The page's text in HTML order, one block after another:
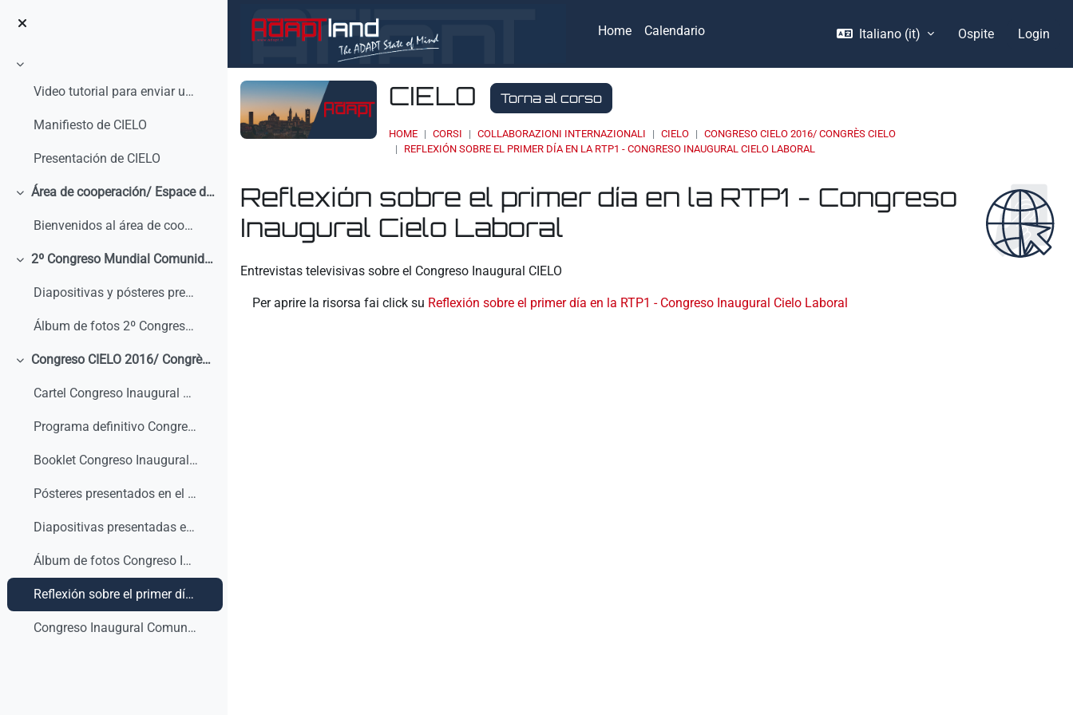
Home
Calendario Italiano ‎(it)‎ Ospite Login
Minimizza
Video tutorial para enviar un mensaje en el foro C...
Manifiesto de CIELO
Presentación de CIELO
Minimizza
Área de cooperación/ Espace de coopération
Bienvenidos al área de cooperación de CIELO. Pue...
Minimizza
2º Congreso Mundial Comunidad CIELO Laboral
Diapositivas y pósteres presentados en el 2º Congreso Mundial Comunidad CIELO Laboral
Álbum de fotos 2º Congreso Mundial Comunidad CIELO Laboral
Minimizza
Congreso CIELO 2016/ Congrès CIELO
Cartel Congreso Inaugural Comunidad CIELO 2016
Programa definitivo Congreso Inaugural Comunidad CIELO
Booklet Congreso Inaugural Comunidad CIELO
Pósteres presentados en el Congreso Inaugural de la Comunidad CIELO
Diapositivas presentadas en el Congreso Inaugural de la Comunidad CIELO
Álbum de fotos Congreso Inaugural Comunidad CIELO
Reflexión sobre el primer día en la RTP1 - Congreso Inaugural Cielo Laboral
Congreso Inaugural Comunidad CIELO 2016- RTP3
CIELO Torna al corso
HOME CORSI COLLABORAZIONI INTERNAZIONALI CIELO
CONGRESO CIELO 2016/ CONGRÈS CIELO
REFLEXIÓN SOBRE EL PRIMER DÍA EN LA RTP1 - CONGRESO INAUGURAL CIELO LABORAL
Reflexión sobre el primer día en la RTP1 - Congreso
Inaugural Cielo Laboral
Entrevistas televisivas sobre el Congreso Inaugural CIELO
Per aprire la risorsa fai click su Reflexión sobre el primer día en la RTP1 - Congreso Inaugural Cielo Laboral